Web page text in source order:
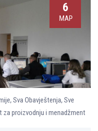
6
МАР
, Sva Obavještenja, Sve
za proizvodnju i menadžment